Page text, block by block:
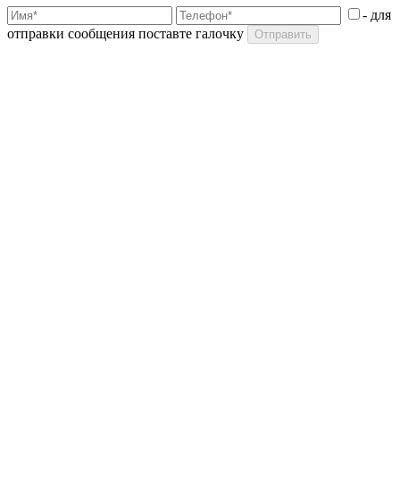
- для
отправки сообщения поставте галочку